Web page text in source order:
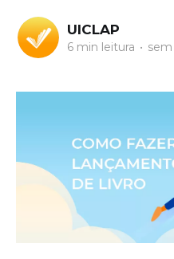
UICLAP
6 min leitura •